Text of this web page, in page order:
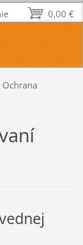
Ochrana
0,00 €